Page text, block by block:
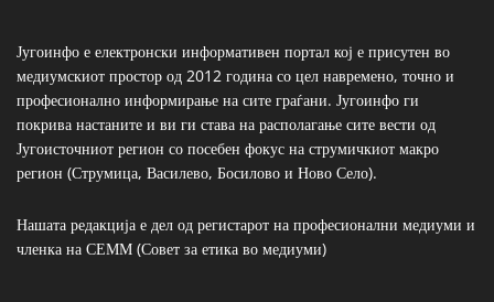
Југоинфо е електронски информативен портал кој е присутен во
медиумскиот простор од 2012 година со цел навремено, точно и
професионално информирање на сите граѓани. Југоинфо ги
покрива настаните и ви ги става на располагање сите вести од
Југоисточниот регион со посебен фокус на струмичкиот макро
регион (Струмица, Василево, Босилово и Ново Село).
Нашата редакција е дел од регистарот на професионални медиуми и
членка на СЕММ (Совет за етика во медиуми)